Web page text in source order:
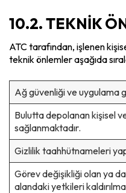
10.2. TEKNİK
ATC tarafından, işlenen
teknik önlemler aşağıda
Ağ güvenliği ve uygulama
Bulutta depolanan kişisel
sağlanmaktadır.
Gizlilik taahhütnameleri
Görev değişikliği olan ya da
alandaki yetkileri